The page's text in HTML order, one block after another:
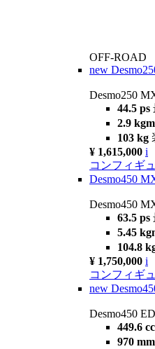
OFF-ROAD
new
Desmo250
44.5 ps
2.9 kgm
103 kg
¥ 1,615,000 i
コンフィギ
Desmo450
Desmo450
63.5 ps
5.45
104.8
¥ 1,750,000 i
コンフィギ
new
Desmo450
449.6 cc
970 mm